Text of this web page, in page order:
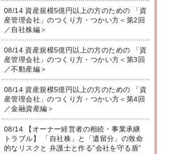
08/14 資産規模5億円以上の方のための 「資
産管理会社」のつくり方・つかい方＜第2回
／自社株編＞
08/14 資産規模5億円以上の方のための 「資
産管理会社」のつくり方・つかい方＜第3回
／不動産編＞
08/14 資産規模5億円以上の方のための 「資
産管理会社」のつくり方・つかい方＜第4回
／金融資産編＞
08/14 【オーナー経営者の相続・事業承継
トラブル】 「自社株」と「遺留分」の致命
的なリスクと 弁護士と作る”会社を守る盾”